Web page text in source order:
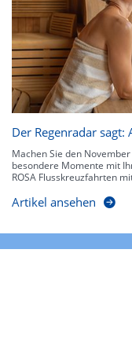
Der Regenradar sagt:
Machen Sie den
besondere Momente mit
ROSA Flusskreuzfahrten
Artikel ansehen